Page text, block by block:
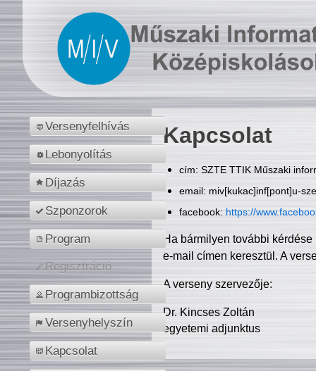
Versenyfelhívás
Lebonyolítás
Díjazás
Szponzorok
Program
Regisztráció
Programbizottság
Versenyhelyszín
Kapcsolat
Kapcsolat
cím: SZTE TTIK Műszaki
email: miv[kukac]inf[pont]u-
facebook: https://
Ha bármilyen további
e-mail címen keresztül. A
A verseny szervezője:
Dr. Kincses Zoltán
egyetemi adjunktus